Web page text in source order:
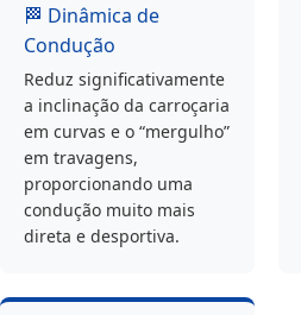
🏁 Dinâmica de
Condução
Reduz significativamente
a inclinação da carroçaria
em curvas e o “mergulho”
em travagens,
proporcionando uma
condução muito mais
direta e desportiva.